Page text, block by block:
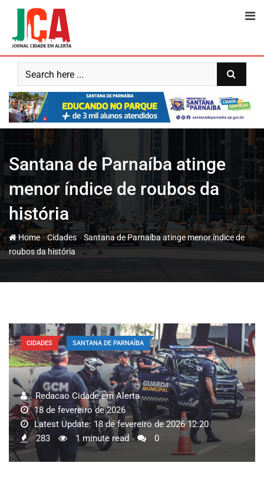
content
Santana de Parnaíba atinge
menor índice de roubos da
história
Home-Cidades-Santana de Parnaíba atinge menor índice de
roubos da história
CIDADES SANTANA DE PARNAÍBA
Redacao Cidade em Alerta
18 de fevereiro de 2026
Latest Update: 18 de fevereiro de 2026 12:20
283
1 minute read 0